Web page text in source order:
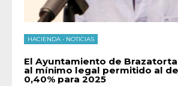
HACIENDA • NOTICIAS
El Ayuntamiento de
al mínimo legal permitido al
0,40% para 2025